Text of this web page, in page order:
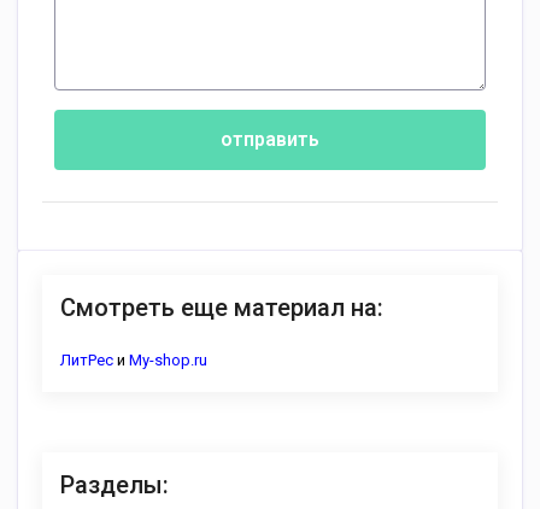
отправить
Смотреть еще материал на:
ЛитРес и My-shop.ru
Разделы: